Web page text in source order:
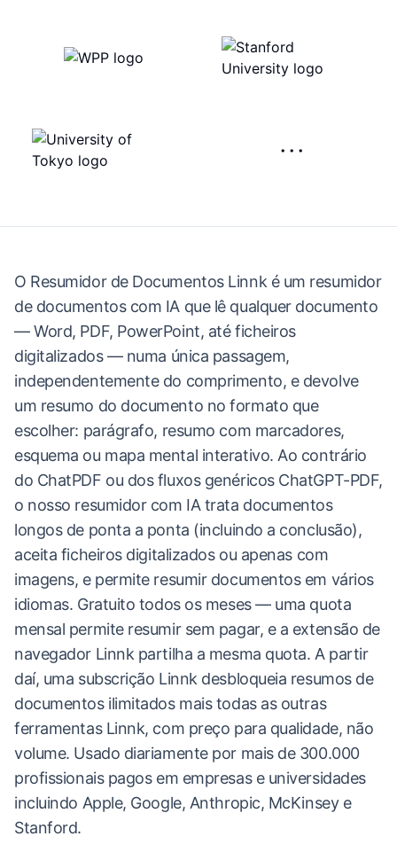
···
O Resumidor de Documentos Linnk é um resumidor
de documentos com IA que lê qualquer documento
— Word, PDF, PowerPoint, até ficheiros
digitalizados — numa única passagem,
independentemente do comprimento, e devolve
um resumo do documento no formato que
escolher: parágrafo, resumo com marcadores,
esquema ou mapa mental interativo. Ao contrário
do ChatPDF ou dos fluxos genéricos ChatGPT-PDF,
o nosso resumidor com IA trata documentos
longos de ponta a ponta (incluindo a conclusão),
aceita ficheiros digitalizados ou apenas com
imagens, e permite resumir documentos em vários
idiomas. Gratuito todos os meses — uma quota
mensal permite resumir sem pagar, e a extensão de
navegador Linnk partilha a mesma quota. A partir
daí, uma subscrição Linnk desbloqueia resumos de
documentos ilimitados mais todas as outras
ferramentas Linnk, com preço para qualidade, não
volume. Usado diariamente por mais de 300.000
profissionais pagos em empresas e universidades
incluindo Apple, Google, Anthropic, McKinsey e
Stanford.